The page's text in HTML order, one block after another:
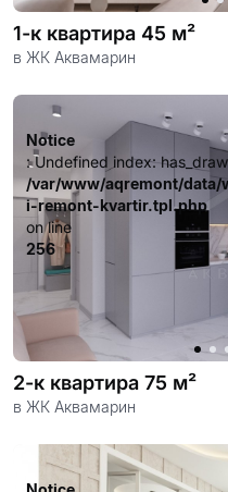
1-к квартира 45 м²
в ЖК Аквамарин
Notice
: Undefined index:
/var/www/aqremont/data/
i-remont-kvartir.tpl.php
on line
256
2-к квартира 75 м²
в ЖК Аквамарин